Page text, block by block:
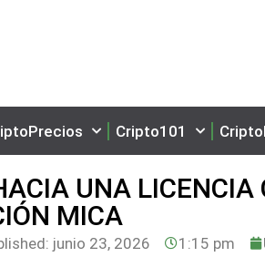
Cripto101
UNA LICENCIA
MICA
junio 23, 2026 1:15 pm